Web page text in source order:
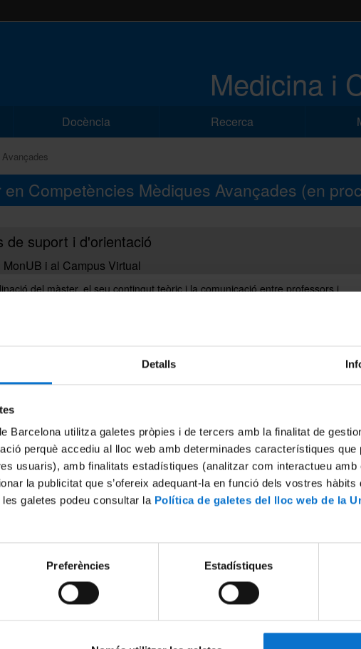
Detalls
Barcelona utilitza galetes pròpies i de tercers amb la finalitat de
perquè accediu al lloc web amb determinades característiques que
usuaris), amb finalitats estadístiques (analitzar com interactueu amb
la publicitat que s’ofereix adequant-la en funció dels vostres hàbits
galetes podeu consultar la Política de galetes del lloc web de la
Preferències Estadístiques
Medicina i
Docència Recerca
Competències Mèdiques Avançades (en
de suport i d'orientació
i al Campus Virtual
del màster, el seu contingut teòric i la comunicació entre professors i
s'haurá d'accedir al formulari per obtenir l'identificador i configurar la
en el següent enllaç:
portals/satelites/RecordatoriIdentificacio
rebrà les instruccions per a completar el tràmit a l'email que hagi
Per facilitar aquest procès posem a la seva disposició el tutorial d'accés al
2.pdf